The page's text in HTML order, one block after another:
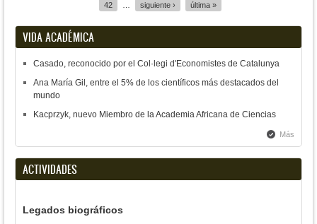
42
siguiente › última »
VIDA ACADÉMICA
Casado, reconocido por el Col·legi d'Economistes de Catalunya
Ana María Gil, entre el 5% de los científicos más destacados del
mundo
Kacprzyk, nuevo Miembro de la Academia Africana de Ciencias
Más
ACTIVIDADES
Legados biográficos